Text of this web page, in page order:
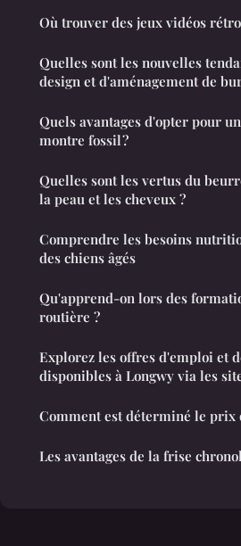
Où trouver des jeux vidéos
Quelles sont les nouvelles
design et d'aménagement de
Quels avantages d'opter pour
montre fossil ?
Quelles sont les vertus du
la peau et les cheveux ?
Comprendre les besoins
des chiens âgés
Qu'apprend-on lors des
routière ?
Explorez les offres d'emploi et
disponibles à Longwy via les
Comment est déterminé le prix
Les avantages de la frise